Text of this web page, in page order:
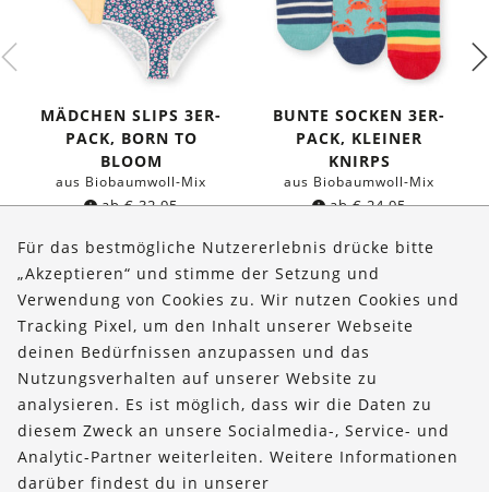
MÄDCHEN SLIPS 3ER-
PACK, BORN TO
BLOOM
aus Biobaumwoll-Mix
ab€32,95
BUNTE SOCKEN 3ER-
PACK, KLEINER
KNIRPS
aus Biobaumwoll-Mix
ab€24,95
Über uns
Bestellungen
Kontakt & Hilfe
FOLLOW US
Für das bestmögliche Nutzererlebnis drücke bitte
„Akzeptieren“ und stimme der Setzung und
Verwendung von Cookies zu. Wir nutzen Cookies und
Tracking Pixel, um den Inhalt unserer Webseite
deinen Bedürfnissen anzupassen und das
Nutzungsverhalten auf unserer Website zu
analysieren. Es ist möglich, dass wir die Daten zu
diesem Zweck an unsere Socialmedia-, Service- und
Analytic-Partner weiterleiten. Weitere Informationen
darüber findest du in unserer